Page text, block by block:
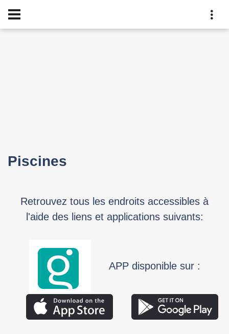
Piscines
Retrouvez tous les endroits accessibles à
l'aide des liens et applications suivants:
APP disponible sur :